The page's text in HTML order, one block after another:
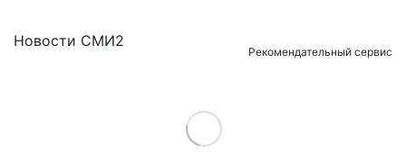
Новости СМИ2
Рекомендательный сервис
Load More